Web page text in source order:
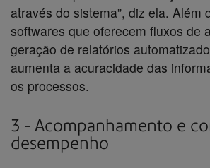
através do sistema”, diz ela. Além
softwares que oferecem fluxos de
geração de relatórios
aumenta a acuracidade das
os processos.
3 - Acompanhamento e
desempenho